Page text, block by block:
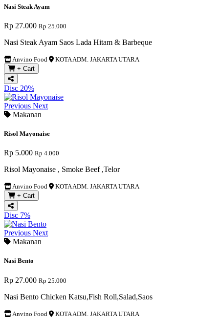
Nasi Steak Ayam
Rp 27.000 Rp 25.000
Nasi Steak Ayam Saos Lada Hitam & Barbeque
Anvino Food
KOTA ADM. JAKARTA UTARA
+ Cart
Disc 20%
Previous Next
Makanan
Risol Mayonaise
Rp 5.000 Rp 4.000
Risol Mayonaise , Smoke Beef ,Telor
Anvino Food
KOTA ADM. JAKARTA UTARA
+ Cart
Disc 7%
Previous Next
Makanan
Nasi Bento
Rp 27.000 Rp 25.000
Nasi Bento Chicken Katsu,Fish Roll,Salad,Saos
Anvino Food
KOTA ADM. JAKARTA UTARA